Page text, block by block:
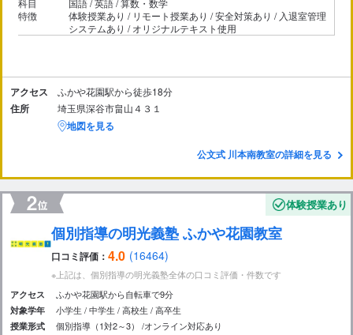
科目
国語 / 英語 / 算数・数学
特徴
体験授業あり / リモート授業あり / 安全対策あり / 入退室管理
システムあり / オリジナルテキスト使用
アクセス ふかや花園駅から徒歩18分
住所 埼玉県深谷市畠山４３１
地図を見る
公文式 川本南教室の詳細を見る
体験授業あり
個別指導の明光義塾 ふかや花園教室
口コミ評価： 4.0 (16464)
※上記は、個別指導の明光義塾全体の口コミ評価・件数です
アクセス ふかや花園駅から自転車で9分
対象学年 小学生 中学生 高校生 高卒生
授業形式 個別指導（1対2～3） オンライン対応あり